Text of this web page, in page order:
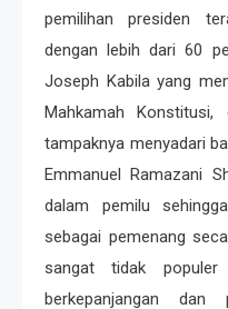
pemilihan presiden
dengan lebih dari 60
Joseph Kabila yang
Mahkamah
tampaknya menyadari
Emmanuel Ramazani
dalam pemilu
sebagai pemenang
sangat tidak
berkepanjangan